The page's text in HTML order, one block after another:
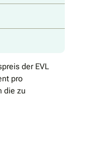
der EVL
pro
die zu